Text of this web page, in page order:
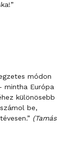
módon
mintha Európa
különösebb
be,
(Tamás